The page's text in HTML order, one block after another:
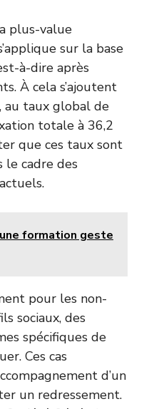
plus-value
sur la base
à-dire après
À cela s’ajoutent
au taux global de
totale à 36,2
que ces taux sont
le cadre des
formation geste
pour les non-
sociaux, des
spécifiques de
Ces cas
d’un
un redressement.